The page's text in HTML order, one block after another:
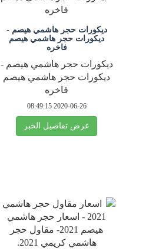
ديكورات حجر هاشمي هيصم -
ديكورات حجر هاشمي هيصم
فاخره
ديكورات حجر هاشمي هيصم -
ديكورات حجر هاشمي هيصم
فاخره
2020-06-26 08:49:15
عرض تفاصيل الخبر